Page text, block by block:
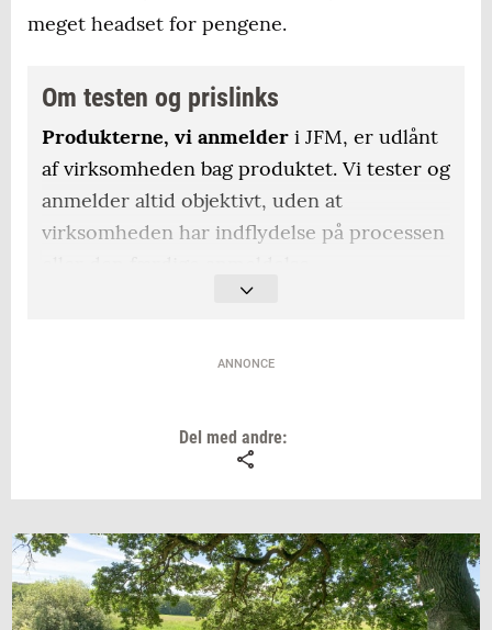
meget headset for pengene.
Om testen og prislinks
Produkterne, vi anmelder i JFM, er udlånt
af virksomheden bag produktet. Vi tester og
anmelder altid objektivt, uden at
virksomheden har indflydelse på processen
for, hvilke tests vi bringer eller vores
bedømmelse af produkterne.
ANNONCE
Del med andre: